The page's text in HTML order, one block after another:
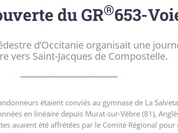
du GR®653-
d’Occitanie organisait une
vers Saint-Jacques de Compostelle.
étaient conviés au gymnase de La
en linéaire depuis Murat-sur-Vèbre (81),
avaient été affrétées par le Comité Régional